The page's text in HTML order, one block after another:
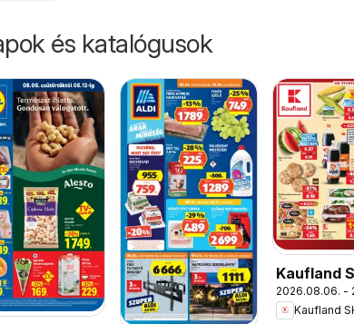
és katalógusok
Kaufland
akciós
2026.08.06. -
Kaufland